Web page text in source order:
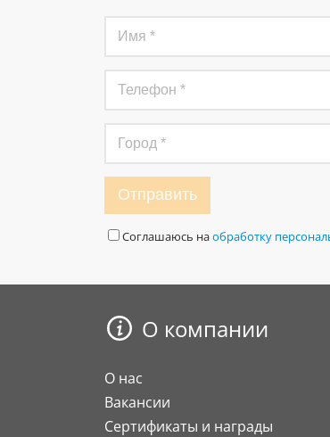
Отправить
Соглашаюсь наобработку
О компании
О нас
Вакансии
Сертификаты и награды